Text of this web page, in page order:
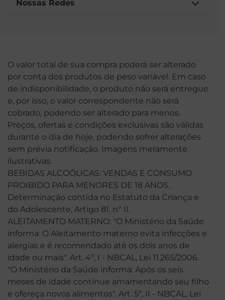
Nossas Redes
O valor total de sua compra poderá ser alterado
por conta dos produtos de peso variável. Em caso
de indisponibilidade, o produto não será entregue
e, por isso, o valor correspondente não será
cobrado, podendo ser alterado para menos.
Preços, ofertas e condições exclusivas são válidas
durante o dia de hoje, podendo sofrer alterações
sem prévia notificação. Imagens meramente
ilustrativas.
BEBIDAS ALCOÓLICAS: VENDAS E CONSUMO
PROIBIDO PARA MENORES DE 18 ANOS.
Determinação contida no Estatuto da Criança e
do Adolescente, Artigo 81. nº II.
ALEITAMENTO MATERNO: "O Ministério da Saúde
informa: O Aleitamento materno evita infecções e
alergias e é recomendado até os dois anos de
idade ou mais". Art. 4º, I - NBCAL, Lei 11.265/2006.
"O Ministério da Saúde informa: Após os seis
meses de idade continue amamentando seu filho
e ofereça novos alimentos". Art. 5º, II - NBCAL, Lei